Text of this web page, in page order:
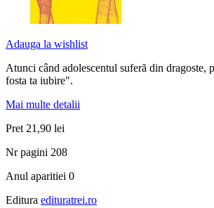
Adauga la wishlist
Atunci când adolescentul suferă din dragoste,
fosta ta iubire".
Mai multe detalii
Pret 21,90 lei
Nr pagini 208
Anul aparitiei 0
Editura edituratrei.ro